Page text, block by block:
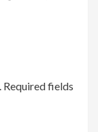
Required fields